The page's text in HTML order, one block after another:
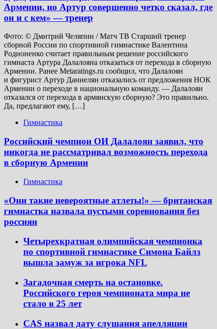
Армении, но Артур совершенно четко сказал, где
он и с кем» — тренер
Фото: © Дмитрий Челяпин / Матч ТВ Старший тренер
сборной России по спортивной гимнастике Валентина
Родионенко считает правильным решение российского
гимнаста Артура Далалояна отказаться от перехода в сборную
Армении. Ранее Metaratings.ru сообщил, что Далалоян
и фигурист Артур Даниелян отказались от предложения НОК
Армении о переходе в национальную команду. — Далалоян
отказался от перехода в армянскую сборную? Это правильно.
Да, предлагают ему, […]
Гимнастика
Российский чемпион ОИ Далалоян заявил, что
никогда не рассматривал возможность перехода
в сборную Армении
Гимнастика
«Они такие невероятные атлеты!» — британская
гимнастка назвала пустыми соревнования без
россиян
Четырехкратная олимпийская чемпионка
по спортивной гимнастике Симона Байлз
вышла замуж за игрока NFL
Загадочная смерть на остановке.
Российского героя чемпионата мира не
стало в 25 лет
CAS назвал дату слушания апелляции